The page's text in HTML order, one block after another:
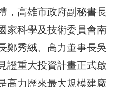
，高雄市政府副秘書長
家科學及技術委員會南
鄭秀絨、高力董事長吳
證重大投資計畫正式啟
高力歷來最大規模建廠